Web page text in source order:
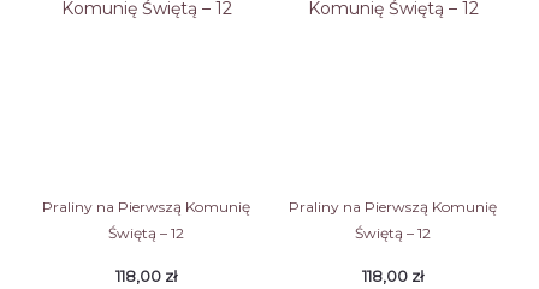
Praliny na Pierwszą Komunię
Świętą – 12
118,00 zł
Praliny na Pierwszą Komunię
Świętą – 12
118,00 zł